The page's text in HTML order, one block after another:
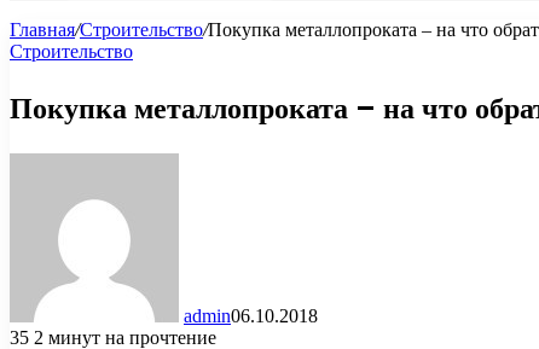
Главная/Строительство/Покупка металлопроката – на что
Строительство
Покупка металлопроката – на что
admin06.10.2018
35 2 минут на прочтение